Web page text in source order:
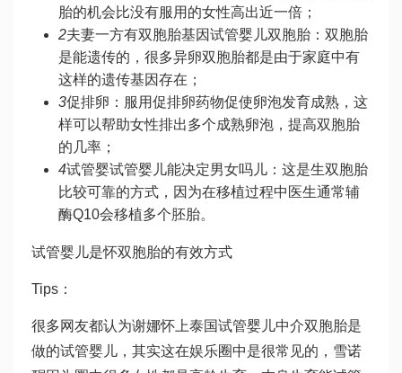
胎的机会比没有服用的女性高出近一倍；
2夫妻一方有双胞胎基因试管婴儿双胞胎 ：双胞胎
是能遗传的，很多异卵双胞胎都是由于家庭中有
这样的遗传基因存在；
3促排卵：服用促排卵药物促使卵泡发育成熟，这
样可以帮助女性排出多个成熟卵泡，提高双胞胎
的几率；
4试管婴试管婴儿能决定男女吗 儿：这是生双胞胎
比较可靠的方式，因为在移植过程中医生通常辅
酶Q10会移植多个胚胎。
试管婴儿是怀双胞胎的有效方式
Tips：
很多网友都认为谢娜怀上泰国试管婴儿中介双胞胎是
做的试管婴儿，其实这在娱乐圈中是很常见的， 雪诺